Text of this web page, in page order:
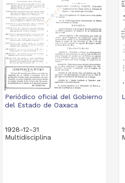
Periódico oficial del Gobierno
del Estado de Oaxaca
1928-12-31
Multidisciplina